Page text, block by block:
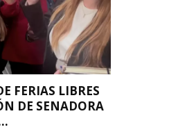
FERIAS LIBRES
DE SENADORA